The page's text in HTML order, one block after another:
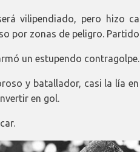
vilipendiado, pero hizo
por zonas de peligro.
un estupendo
y batallador, casi la lía
en gol.